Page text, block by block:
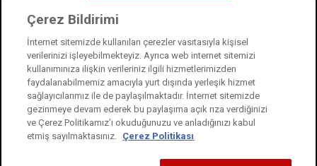
Kale Kilit bir Kale Endüstri Holding kuruluşudur. © 2021
Kişisel Verilerin Korunması Kanunu
Bilgi Toplumu Hizmetleri
Çerez Kullanım Bildirimi
Çerez Bildirimi
İnternet sitemizde kullanılan çerezler vasıtasıyla kişisel
verilerinizi işleyebilmekteyiz. Ayrıca web internet sitemizi
kullanımınıza ilişkin verileriniz ilgili hizmetlerimizden
faydalanabilmemiz amacıyla yurt dışında yerleşik hizmet
sağlayıcılarımız ile de paylaşılmaktadır. İnternet sitemizde
gezinmeye devam ederek bu paylaşıma açık rıza verdiğinizi
ve Çerez Politikamız’ı okuduğunuzu ve anladığınızı kabul
etmiş sayılmaktasınız. Çerez Politikası